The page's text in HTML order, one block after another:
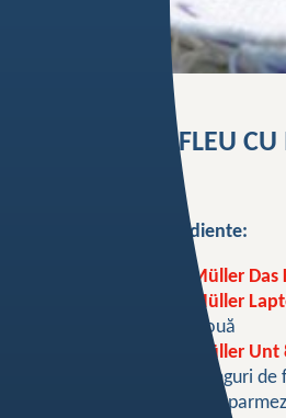
SUFLEU
Ingrediente:
Müller Das
Müller
6 ouă
Müller Unt
3 linguri
30 g